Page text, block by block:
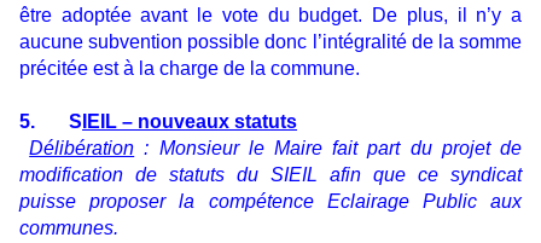
être adoptée avant le vote du budget. De plus, il n’y a
aucune subvention possible donc l’intégralité de la somme
précitée est à la charge de la commune.
5. S IEIL – nouveaux statuts
Délibération : Monsieur le Maire fait part du projet de
modification de statuts du SIEIL afin que ce syndicat
puisse proposer la compétence Eclairage Public aux
communes.